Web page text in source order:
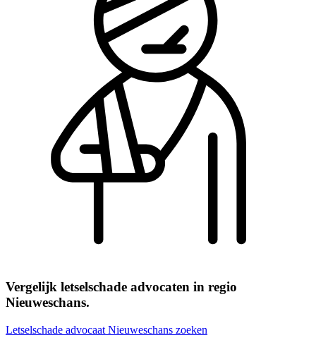
Vergelijk letselschade advocaten in regio
Nieuweschans.
Letselschade advocaat Nieuweschans zoeken